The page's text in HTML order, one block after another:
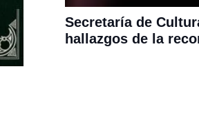
Secretaría de
hallazgos de la